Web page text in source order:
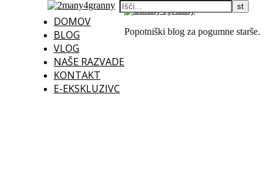
DOMOV
BLOG
VLOG
NAŠE RAZVADE
KONTAKT
E-EKSKLUZIVC
Popotniški blog za pogumne starše.